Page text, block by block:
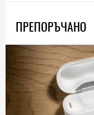
ПРЕПОРЪЧАНО